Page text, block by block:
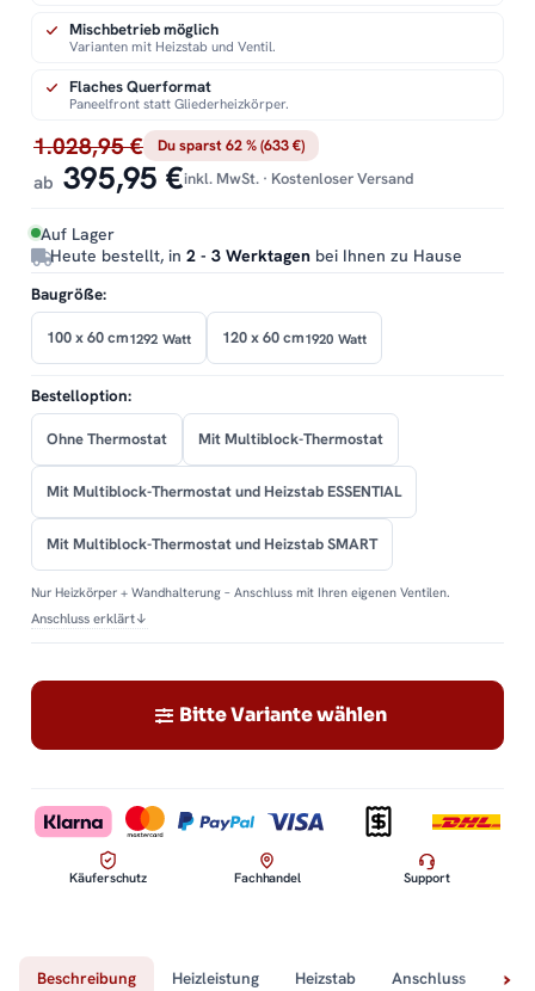
1.028,95 € Du sparst 62 % (633 €)
ab 395,95 €inkl. MwSt. · Kostenloser Versand
Auf Lager
Heute bestellt, in 2 - 3 Werktagen bei Ihnen zu Hause
Mischbetrieb möglich
Varianten mit Heizstab und Ventil.
Flaches Querformat
Paneelfront statt Gliederheizkörper.
Baugröße:
100 x 60 cm1292 Watt 120 x 60 cm1920 Watt
Bestelloption:
Ohne Thermostat Mit Multiblock-Thermostat
Mit Multiblock-Thermostat und Heizstab ESSENTIAL
Mit Multiblock-Thermostat und Heizstab SMART
Nur Heizkörper + Wandhalterung – Anschluss mit Ihren eigenen Ventilen.
Anschluss erklärt↓
Bitte Variante wählen
Käuferschutz Fachhandel Support
Beschreibung Heizleistung Heizstab Anschluss